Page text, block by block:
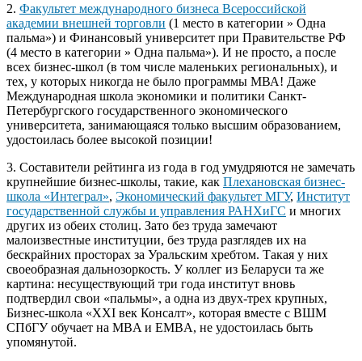
2. Факультет международного бизнеса Всероссийской
академии внешней торговли (1 место в категории » Одна
пальма») и Финансовый университет при Правительстве РФ
(4 место в категории » Одна пальма»). И не просто, а после
всех бизнес-школ (в том числе маленьких региональных), и
тех, у которых никогда не было программы МВА! Даже
Международная школа экономики и политики Санкт-
Петербургского государственного экономического
университета, занимающаяся только высшим образованием,
удостоилась более высокой позиции!
3. Составители рейтинга из года в год умудряются не замечать
крупнейшие бизнес-школы, такие, как Плехановская бизнес-
школа «Интеграл», Экономический факультет МГУ, Институт
государственной службы и управления РАНХиГС и многих
других из обеих столиц. Зато без труда замечают
малоизвестные институции, без труда разглядев их на
бескрайних просторах за Уральским хребтом. Такая у них
своеобразная дальнозоркость. У коллег из Беларуси та же
картина: несуществующий три года институт вновь
подтвердил свои «пальмы», а одна из двух-трех крупных,
Бизнес-школа «XXI век Консалт», которая вместе с ВШМ
СПбГУ обучает на MBA и EMBA, не удостоилась быть
упомянутой.